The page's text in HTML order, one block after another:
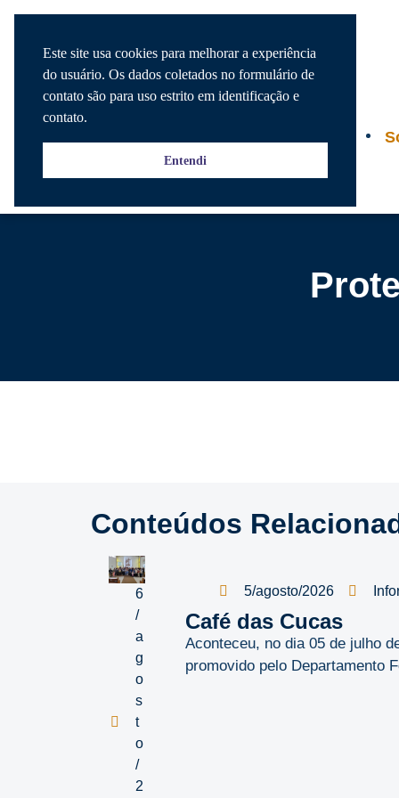
Conteúdos
6
/
a
g
o
s
t
o
/
2
5/agosto/2026
Café das Cucas
Aconteceu, no dia 05 de julho
promovido pelo Departamento
Este site usa cookies para melhorar a experiência
do usuário. Os dados coletados no formulário de
contato são para uso estrito em identificação e
contato.
Entendi